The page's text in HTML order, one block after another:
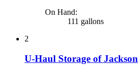
On Hand:
111 gallons
2
U-Haul Storage of Jackson